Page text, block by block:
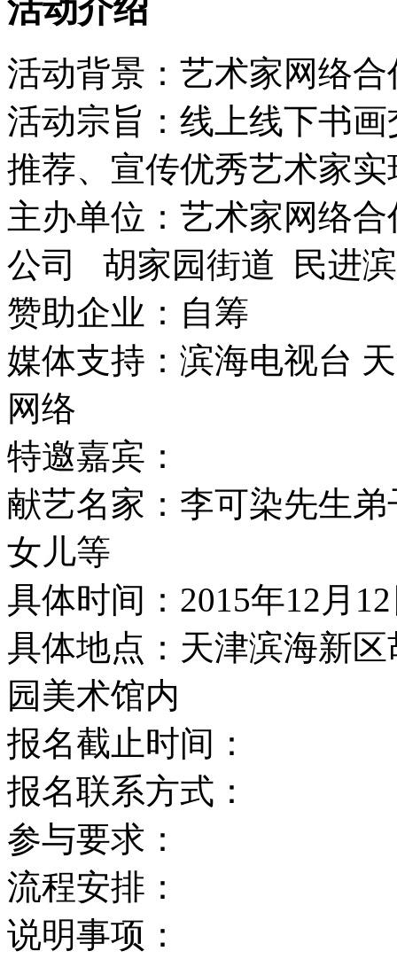
活动介绍
活动背景：艺术家网络
活动宗旨：线上线下书
推荐、宣传优秀艺术家
主办单位：艺术家网络
公司 胡家园街道 民进
赞助企业：自筹
媒体支持：滨海电视台
网络
特邀嘉宾：
献艺名家：李可染先生
女儿等
具体时间：2015年12月
具体地点：天津滨海新
园美术馆内
报名截止时间：
报名联系方式：
参与要求：
流程安排：
说明事项：